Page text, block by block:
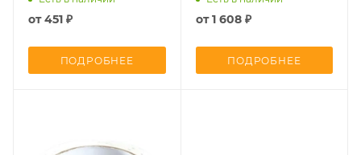
от451 ₽
ПОДРОБНЕЕ
от1 608 ₽
ПОДРОБНЕЕ